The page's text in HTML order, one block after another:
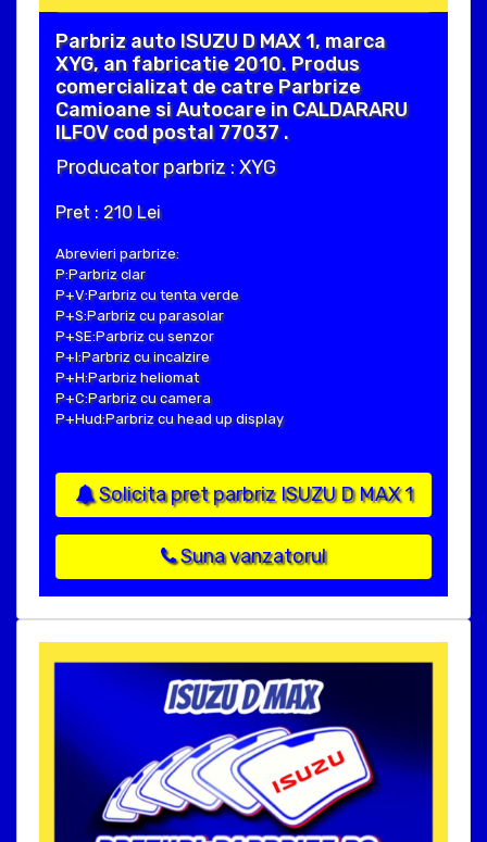
Parbriz auto ISUZU D MAX 1, marca
XYG, an fabricatie 2010. Produs
comercializat de catre Parbrize
Camioane si Autocare in CALDARARU
ILFOV cod postal 77037 .
Producator parbriz : XYG
Pret : 210 Lei
Abrevieri parbrize:
P:Parbriz clar
P+V:Parbriz cu tenta verde
P+S:Parbriz cu parasolar
P+SE:Parbriz cu senzor
P+I:Parbriz cu incalzire
P+H:Parbriz heliomat
P+C:Parbriz cu camera
P+Hud:Parbriz cu head up display
Solicita pret parbriz ISUZU D MAX 1
Suna vanzatorul